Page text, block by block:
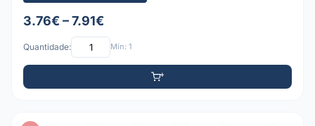
3.76€ – 7.91€
Quantidade: Mín: 1